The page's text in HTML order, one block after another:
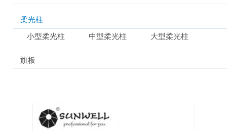
柔光柱
小型柔光柱
中型柔光柱 大型柔光柱
旗板